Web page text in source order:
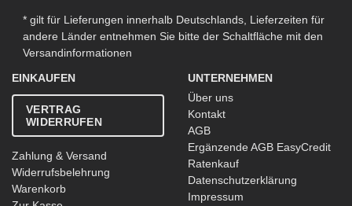
* gilt für Lieferungen innerhalb Deutschlands, Lieferzeiten für
andere Länder entnehmen Sie bitte der Schaltfläche mit den
Versandinformationen
EINKAUFEN
VERTRAG
WIDERRUFEN
Zahlung & Versand
Widerrufsbelehrung
Warenkorb
UNTERNEHMEN
Über uns
Kontakt
AGB
Ergänzende AGB EasyCredit
Ratenkauf
Datenschutzerklärung
Impressum